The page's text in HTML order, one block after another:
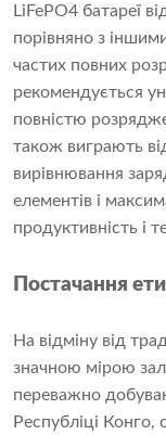
LiFePO4 батареї
порівняно з
частих повних
рекомендується
повністю
також виграють
вирівнювання
елементів і
продуктивність і
Постачання
На відміну від
значною мірою
переважно
Республіці